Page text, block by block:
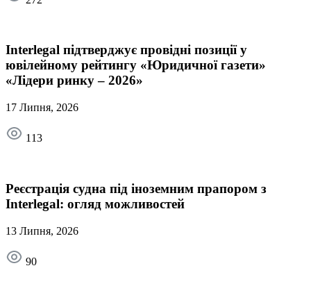
Interlegal підтверджує провідні позиції у
ювілейному рейтингу «Юридичної газети»
«Лідери ринку – 2026»
17 Липня, 2026
113
Реєстрація судна під іноземним прапором з
Interlegal: огляд можливостей
13 Липня, 2026
90